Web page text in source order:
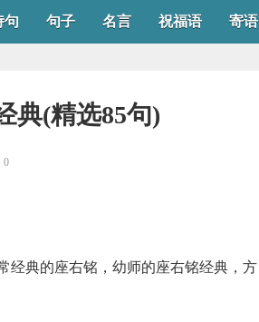
句 句子 名言 祝福语 寄语
典(精选85句)
0
经典的座右铭，幼师的座右铭经典，方